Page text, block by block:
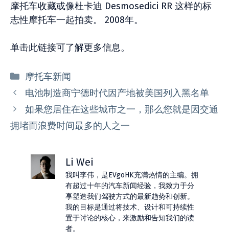
摩托车收藏或像杜卡迪 Desmosedici RR 这样的标
志性摩托车一起拍卖。 2008年。
单击此链接可了解更多信息。
分
类
摩托车新闻
电池制造商宁德时代因产地被美国列入黑名单
如果您居住在这些城市之一，那么您就是因交通
拥堵而浪费时间最多的人之一
Li Wei
我叫李伟，是EVgoHK充满热情的主编。拥
有超过十年的汽车新闻经验，我致力于分
享塑造我们驾驶方式的最新趋势和创新。
我的目标是通过将技术、设计和可持续性
置于讨论的核心，来激励和告知我们的读
者。